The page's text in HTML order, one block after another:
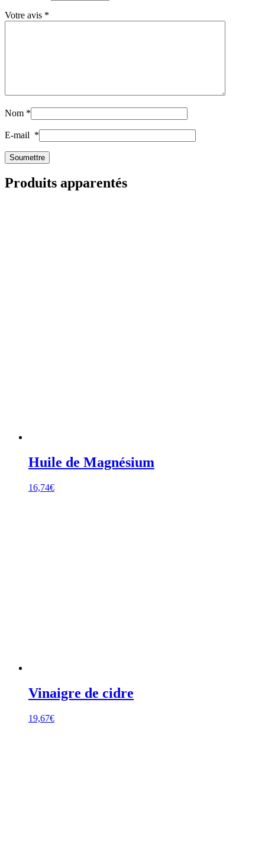
Votre avis *
Nom *
E-mail *
Produits apparentés
Huile de Magnésium
16,74€
Vinaigre de cidre
19,67€